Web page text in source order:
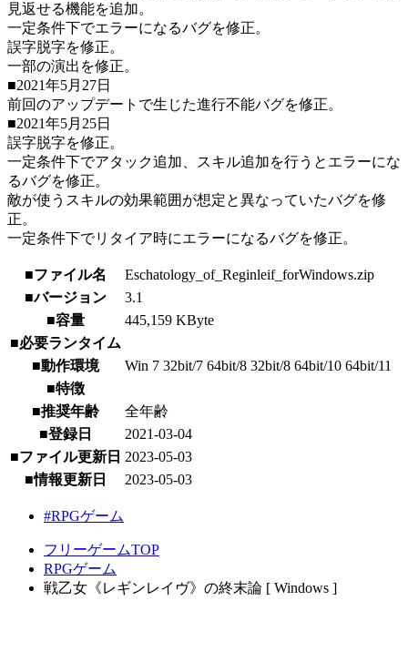
見返せる機能を追加。
一定条件下でエラーになるバグを修正。
誤字脱字を修正。
一部の演出を修正。
■2021年5月27日
前回のアップデートで生じた進行不能バグを修正。
■2021年5月25日
誤字脱字を修正。
一定条件下でアタック追加、スキル追加を行うとエラーにな
るバグを修正。
敵が使うスキルの効果範囲が想定と異なっていたバグを修
正。
一定条件下でリタイア時にエラーになるバグを修正。
■ファイル名
Eschatology_of_Reginleif_forWindows.zip
■バージョン
3.1
■容量
445,159 KByte
■必要ランタイム
■動作環境
Win 7 32bit/7 64bit/8 32bit/8 64bit/10 64bit/11
■特徴
■推奨年齢
全年齢
■登録日
2021-03-04
■ファイル更新日 2023-05-03
■情報更新日
2023-05-03
#RPGゲーム
フリーゲームTOP
RPGゲーム
戦乙女《レギンレイヴ》の終末論 [ Windows ]